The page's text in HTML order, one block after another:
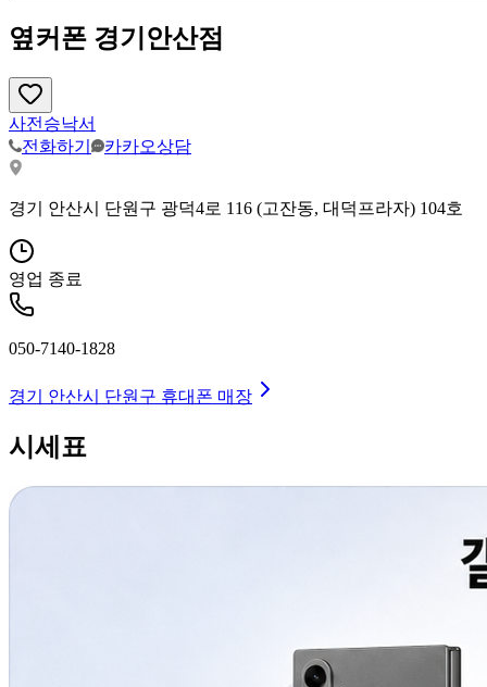
옆커폰 경기안산점
사전승낙서
전화하기
카카오상담
경기 안산시 단원구 광덕4로 116 (고잔동, 대덕프라자) 104호
영업 종료
050-7140-1828
경기 안산시 단원구 휴대폰 매장
시세표